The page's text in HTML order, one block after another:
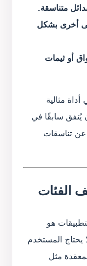
متناسقة.
أخرى بشكل
أو ثيمات
مثالية
يُنفق سابقًا في
عن تناسقات
الفئات
هو
يحتاج المستخدم
مثل